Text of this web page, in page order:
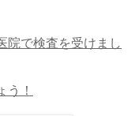
院で検査を受けまし
う！